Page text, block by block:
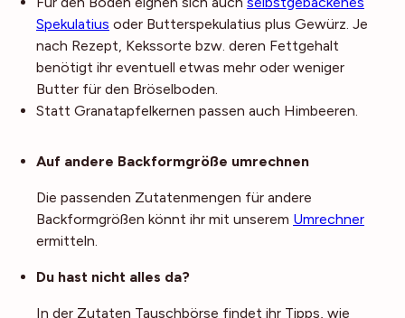
Spekulatius oder Butterspekulatius plus Gewürz. Je
nach Rezept, Kekssorte bzw. deren Fettgehalt
benötigt ihr eventuell etwas mehr oder weniger
Butter für den Bröselboden.
Statt Granatapfelkernen passen auch Himbeeren.
Auf andere Backformgröße umrechnen
Die passenden Zutatenmengen für andere
Backformgrößen könnt ihr mit unserem Umrechner
ermitteln.
Du hast nicht alles da?
In der Zutaten Tauschbörse findet ihr Tipps, wie
Noch mehr Tipps